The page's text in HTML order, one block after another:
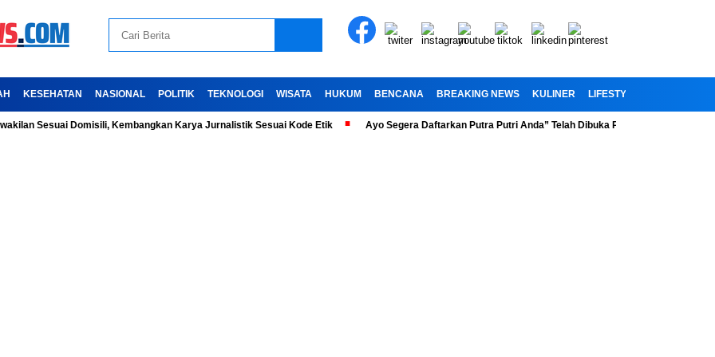
KESEHATAN NASIONAL POLITIK TEKNOLOGI WISATA HUKUM BENCANA BREAKING NEWS KULINER LIFESTYLE
Domisili, Kembangkan Karya Jurnalistik Sesuai Kode Etik Ayo Segera Daftarkan Putra Putri Anda” Telah Dibuka Penerimaan Peserta Didik